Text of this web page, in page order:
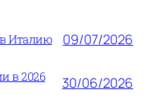
в Италию 09/07/2026
в 2026
30/06/2026